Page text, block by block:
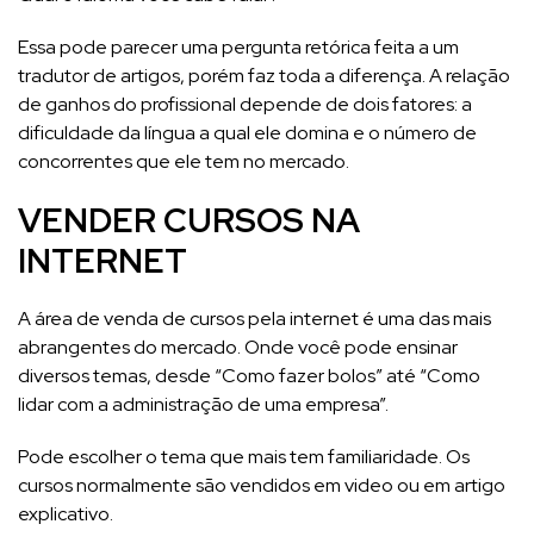
Essa pode parecer uma pergunta retórica feita a um
tradutor de artigos, porém faz toda a diferença. A relação
de ganhos do profissional depende de dois fatores: a
dificuldade da língua a qual ele domina e o número de
concorrentes que ele tem no mercado.
VENDER CURSOS NA
INTERNET
A área de venda de cursos pela internet é uma das mais
abrangentes do mercado. Onde você pode ensinar
diversos temas, desde “Como fazer bolos” até “Como
lidar com a administração de uma empresa”.
Pode escolher o tema que mais tem familiaridade. Os
cursos normalmente são vendidos em video ou em artigo
explicativo.